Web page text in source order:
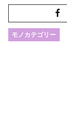
モノカテゴリー